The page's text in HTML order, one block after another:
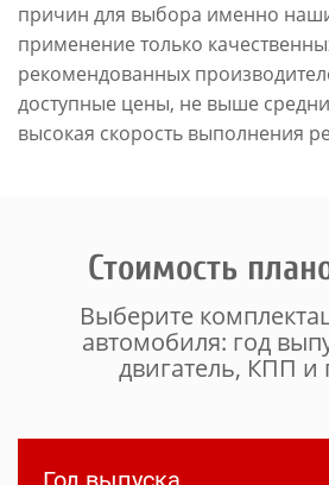
причин для выбора именно
применение только
рекомендованных
доступные цены, не выше
высокая скорость выполнения
Стоимость
Выберите
автомобиля: год
двигатель, КПП и